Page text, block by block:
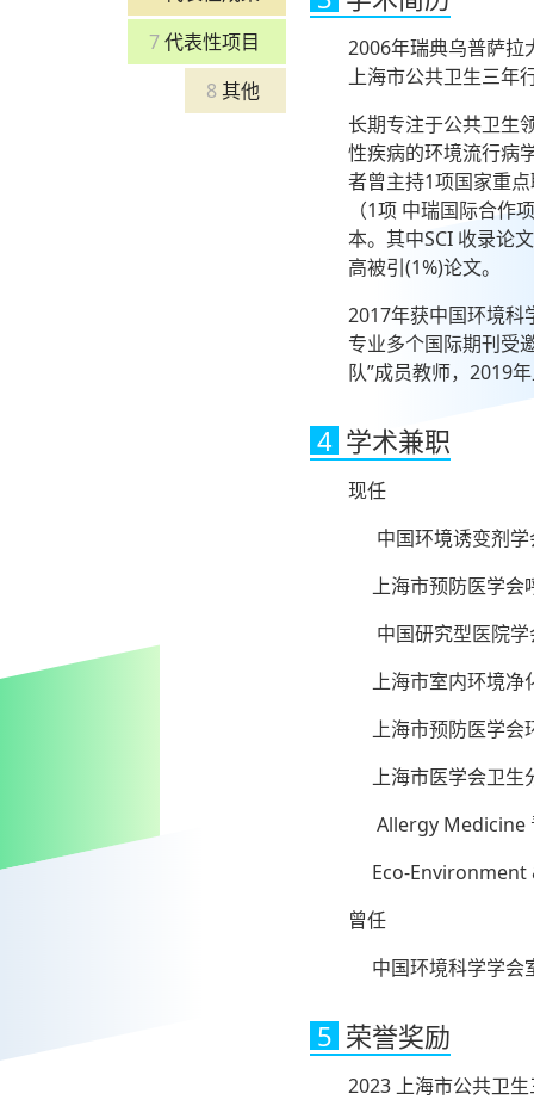
7代表性项目
8 其他
2006年瑞典乌普萨拉
上海市公共卫生三年
长期专注于公共卫生
性疾病的环境流行病
者曾主持1项国家重
（1项 中瑞国际合
本。其中SCI 收录论
高被引(1%)论文。
2017年获中国环境科
专业多个国际期刊受
队”成员教师，2019
4 学术兼职
现任
中国环境诱变剂学
上海市预防医学会
中国研究型医院
上海市室内环境净
上海市预防医学会
上海市医学会卫生
Allergy Medicine
Eco-Environment
曾任
中国环境科学学会
5 荣誉奖励
2023 上海市公共卫